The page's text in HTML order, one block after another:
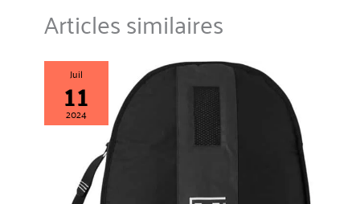
Articles similaires
Juil
11
2024